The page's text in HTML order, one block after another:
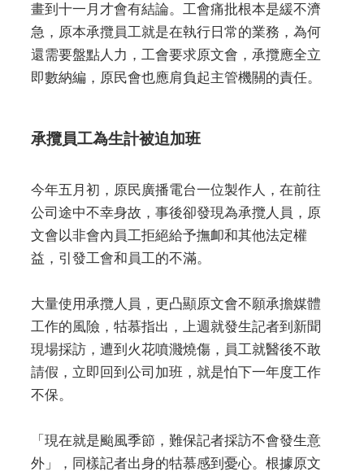
畫到十一月才會有結論。工會痛批根本是緩不濟
急，原本承攬員工就是在執行日常的業務，為何
還需要盤點人力，工會要求原文會，承攬應全立
即數納編，原民會也應肩負起主管機關的責任。
承攬員工為生計被迫加班
今年五月初，原民廣播電台一位製作人，在前往
公司途中不幸身故，事後卻發現為承攬人員，原
文會以非會內員工拒絕給予撫卹和其他法定權
益，引發工會和員工的不滿。
大量使用承攬人員，更凸顯原文會不願承擔媒體
工作的風險，牯慕指出，上週就發生記者到新聞
現場採訪，遭到火花噴濺燒傷，員工就醫後不敢
請假，立即回到公司加班，就是怕下一年度工作
不保。
「現在就是颱風季節，難保記者採訪不會發生意
外」，同樣記者出身的牯慕感到憂心。根據原文